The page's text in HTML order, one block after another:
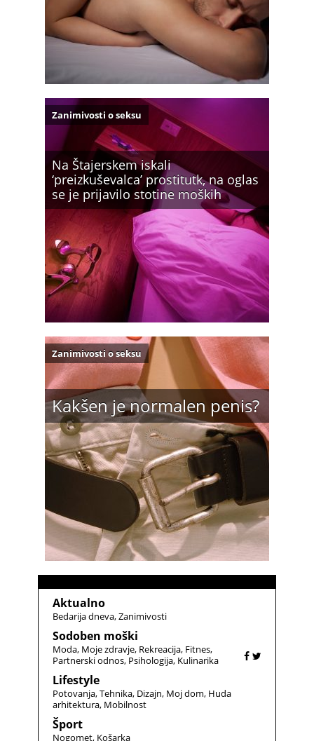
Na Štajerskem iskali
‘preizkuševalca’ prostitutk, na oglas
se je prijavilo stotine moških
Zanimivosti o seksu
Kakšen je normalen penis?
Zanimivosti o seksu
Aktualno
Bedarija dneva Zanimivosti
Sodoben moški
Moda Moje zdravje Rekreacija Fitnes
Partnerski odnos Psihologija Kulinarika
Lifestyle
Potovanja Tehnika Dizajn Moj dom Huda
arhitektura Mobilnost
Šport
Nogomet Košarka